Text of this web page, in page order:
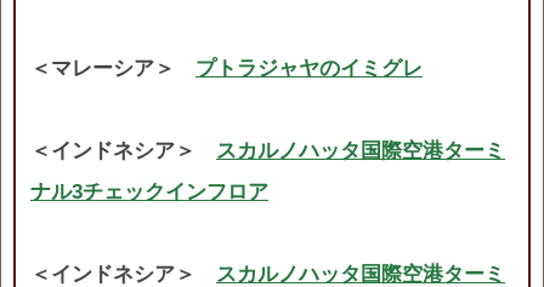
＜マレーシア＞ プトラジャヤのイミグレ
＜インドネシア＞ スカルノハッタ国際空港ターミ
ナル3チェックインフロア
＜インドネシア＞ スカルノハッタ国際空港ターミ